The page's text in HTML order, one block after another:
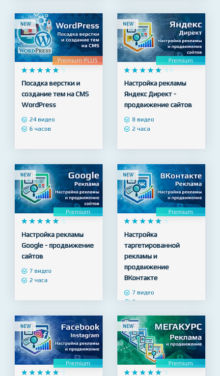
2 часа
NEW
Premium-PLUS
    
     5
создание тем на CMS
WordPress
NEW
    
     4.9
Настройка рекламы
Яндекс Директ -
продвижение сайтов
NEW
    
     5
Google - продвижение
сайтов
NEW
    
     5
Настройка
таргетированной
продвижение
7 видео
3 часа
NEW NEW